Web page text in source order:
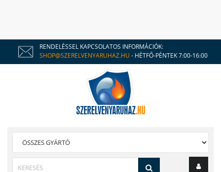
RENDELÉSSEL KAPCSOLATOS INFORMÁCIÓK:
SHOP@SZERELVENYARUHAZ.HU - HÉTFŐ-PÉNTEK 7:00-16:00